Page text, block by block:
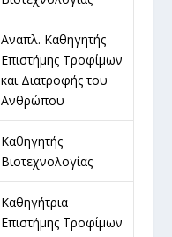
Αναπλ. Καθηγητής
Επιστήμης Τροφίμων
και Διατροφής του
Ανθρώπου
Καθηγητής
Βιοτεχνολογίας
Καθηγήτρια
Επιστήμης Τροφίμων